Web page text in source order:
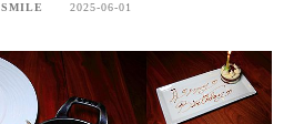
2025-06-01